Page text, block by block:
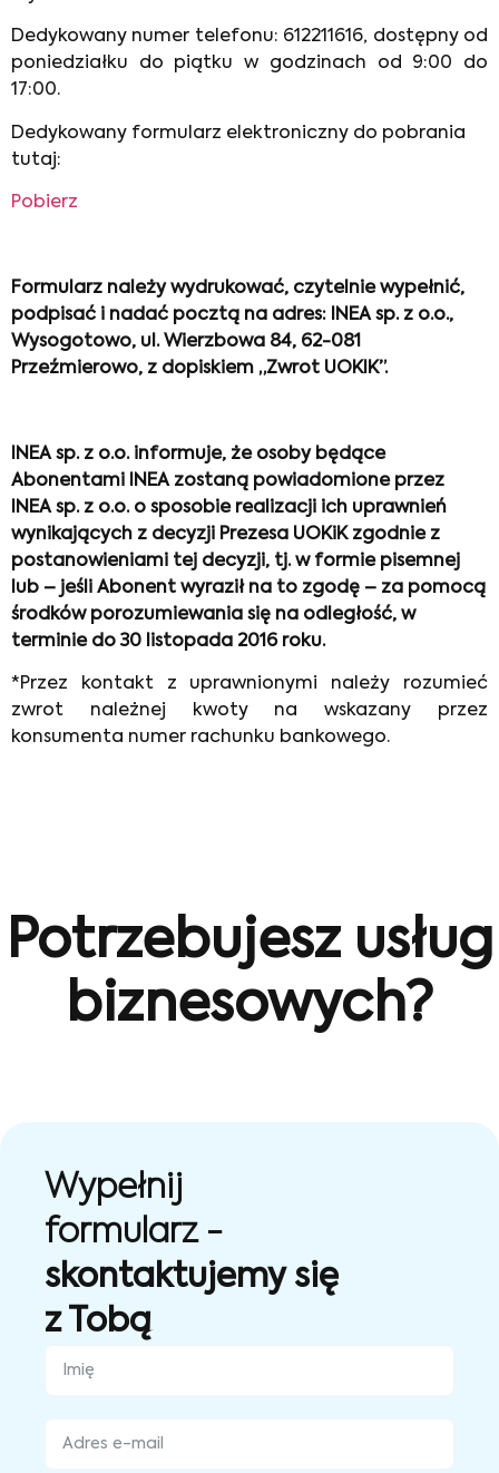
Dedykowany numer telefonu: 612211616, dostępny od
poniedziałku do piątku w godzinach od 9:00 do
17:00.
Dedykowany formularz elektroniczny do pobrania
tutaj:
Pobierz
Formularz należy wydrukować, czytelnie wypełnić,
podpisać i nadać pocztą na adres: INEA sp. z o.o.,
Wysogotowo, ul. Wierzbowa 84, 62-081
Przeźmierowo, z dopiskiem „Zwrot UOKIK”.
INEA sp. z o.o. informuje, że osoby będące
Abonentami INEA zostaną powiadomione przez
INEA sp. z o.o. o sposobie realizacji ich uprawnień
wynikających z decyzji Prezesa UOKiK zgodnie z
postanowieniami tej decyzji, tj. w formie pisemnej
lub – jeśli Abonent wyraził na to zgodę – za pomocą
środków porozumiewania się na odległość, w
terminie do 30 listopada 2016 roku.
*Przez kontakt z uprawnionymi należy rozumieć
zwrot należnej kwoty na wskazany przez
konsumenta numer rachunku bankowego.
Potrzebujesz usług
biznesowych?
Wypełnij
formularz -
skontaktujemy się
z Tobą